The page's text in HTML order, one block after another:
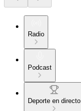
Radio
Podcast
Deporte en directo